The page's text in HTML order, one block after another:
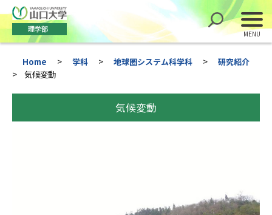
理学部
Home > 学科 > 地球圏システム科学科 >
研究紹介
>
気候変動
気候変動